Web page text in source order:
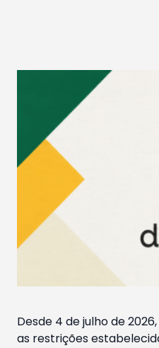
Desde 4 de julho de
as restrições